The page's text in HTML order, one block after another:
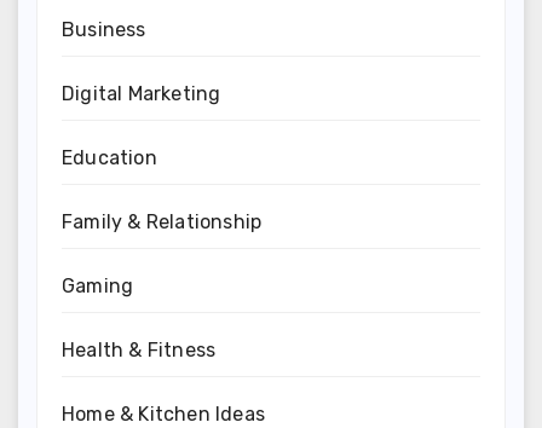
Business
Digital Marketing
Education
Family & Relationship
Gaming
Health & Fitness
Home & Kitchen Ideas